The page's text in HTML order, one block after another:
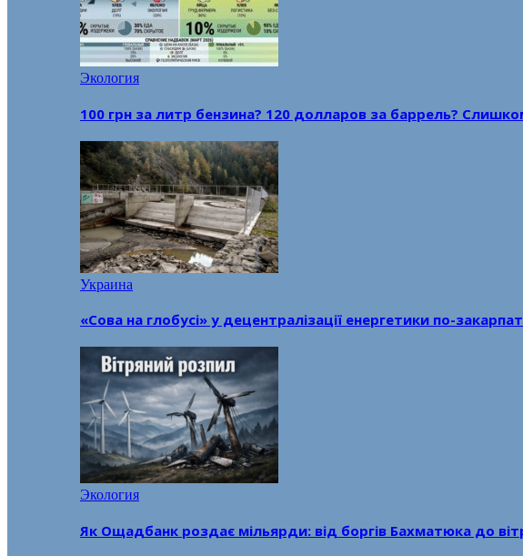
Экология
100 грн за литр бензина? 120 долларов за баррель?
Украина
«Сова на глобусі» у децентралізації енергетики по-
Экология
Як Ощадбанк роздає мільярди: від боргів Бахматюка до